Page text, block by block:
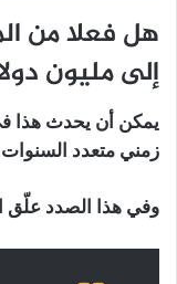
هل فعلا من
إلى مليون
يمكن أن يحدث هذا
زمني متعدد
وفي هذا الصدد علّق